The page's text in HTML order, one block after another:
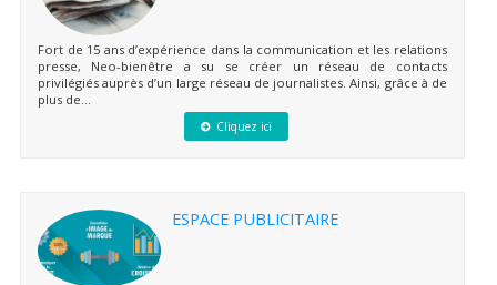
Fort de 15 ans d’expérience dans la communication et les relations
presse, Neo-bienêtre a su se créer un réseau de contacts
privilégiés auprès d’un large réseau de journalistes. Ainsi, grâce à de
plus de...
Cliquez ici
ESPACE PUBLICITAIRE